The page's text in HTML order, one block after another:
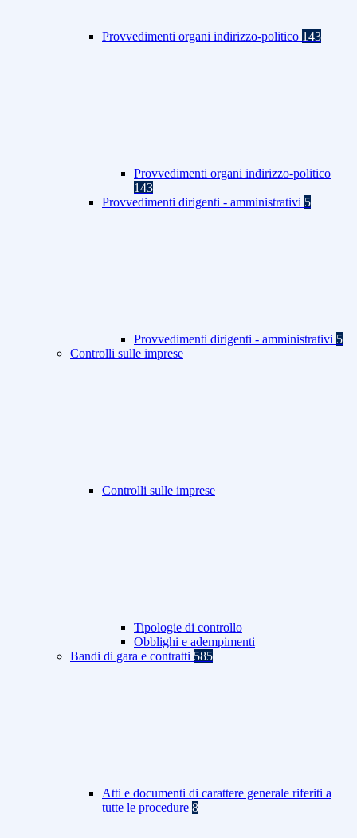
Provvedimenti organi indirizzo-politico 143
Provvedimenti organi indirizzo-politico
143
Provvedimenti dirigenti - amministrativi 5
Provvedimenti dirigenti - amministrativi 5
Controlli sulle imprese
Controlli sulle imprese
Tipologie di controllo
Obblighi e adempimenti
Bandi di gara e contratti 585
Atti e documenti di carattere generale riferiti a
tutte le procedure 8